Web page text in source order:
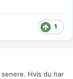
1
Hvis du har